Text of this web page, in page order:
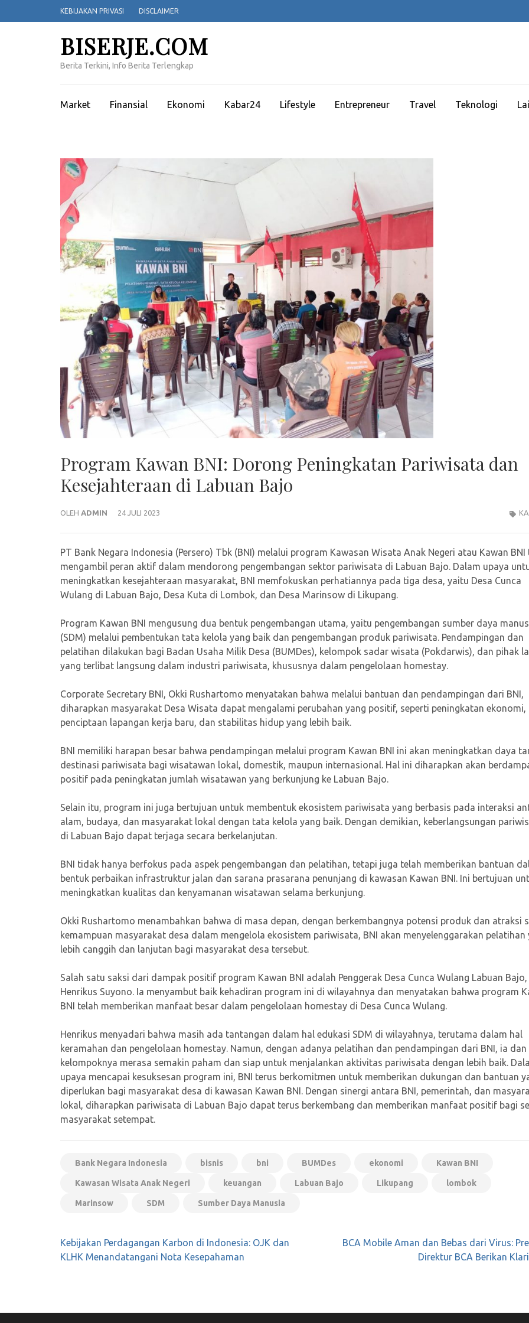
ke
KEBIJAKAN PRIVASI DISCLAIMER
BISERJE.COM
Berita Terkini, Info Berita Terlengkap
Market Finansial Ekonomi Kabar24 Lifestyle Entrepreneur Travel Teknologi
Program Kawan BNI: Dorong Peningkatan Pariwisata dan
Kesejahteraan di Labuan Bajo
OLEH ADMIN 24 JULI 2023
PT Bank Negara Indonesia (Persero) Tbk (BNI) melalui program Kawasan Wisata Anak Negeri atau Kawan BNI
mengambil peran aktif dalam mendorong pengembangan sektor pariwisata di Labuan Bajo. Dalam upaya
meningkatkan kesejahteraan masyarakat, BNI memfokuskan perhatiannya pada tiga desa, yaitu Desa Cunca
Wulang di Labuan Bajo, Desa Kuta di Lombok, dan Desa Marinsow di Likupang.
Program Kawan BNI mengusung dua bentuk pengembangan utama, yaitu pengembangan sumber daya
(SDM) melalui pembentukan tata kelola yang baik dan pengembangan produk pariwisata. Pendampingan dan
pelatihan dilakukan bagi Badan Usaha Milik Desa (BUMDes), kelompok sadar wisata (Pokdarwis), dan pihak
yang terlibat langsung dalam industri pariwisata, khususnya dalam pengelolaan homestay.
Corporate Secretary BNI, Okki Rushartomo menyatakan bahwa melalui bantuan dan pendampingan dari BNI,
diharapkan masyarakat Desa Wisata dapat mengalami perubahan yang positif, seperti peningkatan ekonomi,
penciptaan lapangan kerja baru, dan stabilitas hidup yang lebih baik.
BNI memiliki harapan besar bahwa pendampingan melalui program Kawan BNI ini akan meningkatkan daya
destinasi pariwisata bagi wisatawan lokal, domestik, maupun internasional. Hal ini diharapkan akan
positif pada peningkatan jumlah wisatawan yang berkunjung ke Labuan Bajo.
Selain itu, program ini juga bertujuan untuk membentuk ekosistem pariwisata yang berbasis pada interaksi
alam, budaya, dan masyarakat lokal dengan tata kelola yang baik. Dengan demikian, keberlangsungan
di Labuan Bajo dapat terjaga secara berkelanjutan.
BNI tidak hanya berfokus pada aspek pengembangan dan pelatihan, tetapi juga telah memberikan bantuan
bentuk perbaikan infrastruktur jalan dan sarana prasarana penunjang di kawasan Kawan BNI. Ini bertujuan
meningkatkan kualitas dan kenyamanan wisatawan selama berkunjung.
Okki Rushartomo menambahkan bahwa di masa depan, dengan berkembangnya potensi produk dan atraksi
kemampuan masyarakat desa dalam mengelola ekosistem pariwisata, BNI akan menyelenggarakan pelatihan
lebih canggih dan lanjutan bagi masyarakat desa tersebut.
Salah satu saksi dari dampak positif program Kawan BNI adalah Penggerak Desa Cunca Wulang Labuan Bajo,
Henrikus Suyono. Ia menyambut baik kehadiran program ini di wilayahnya dan menyatakan bahwa program
BNI telah memberikan manfaat besar dalam pengelolaan homestay di Desa Cunca Wulang.
Henrikus menyadari bahwa masih ada tantangan dalam hal edukasi SDM di wilayahnya, terutama dalam hal
keramahan dan pengelolaan homestay. Namun, dengan adanya pelatihan dan pendampingan dari BNI, ia dan
kelompoknya merasa semakin paham dan siap untuk menjalankan aktivitas pariwisata dengan lebih baik.
upaya mencapai kesuksesan program ini, BNI terus berkomitmen untuk memberikan dukungan dan bantuan
diperlukan bagi masyarakat desa di kawasan Kawan BNI. Dengan sinergi antara BNI, pemerintah, dan
lokal, diharapkan pariwisata di Labuan Bajo dapat terus berkembang dan memberikan manfaat positif bagi
masyarakat setempat.
Bank Negara Indonesia bisnis bni BUMDes ekonomi Kawan BNI
Kawasan Wisata Anak Negeri keuangan Labuan Bajo Likupang lombok
Marinsow SDM Sumber Daya Manusia
Navigasi
pos
Kebijakan Perdagangan Karbon di Indonesia: OJK dan
KLHK Menandatangani Nota Kesepahaman
BCA Mobile Aman dan Bebas dari Virus:
Direktur BCA Berikan